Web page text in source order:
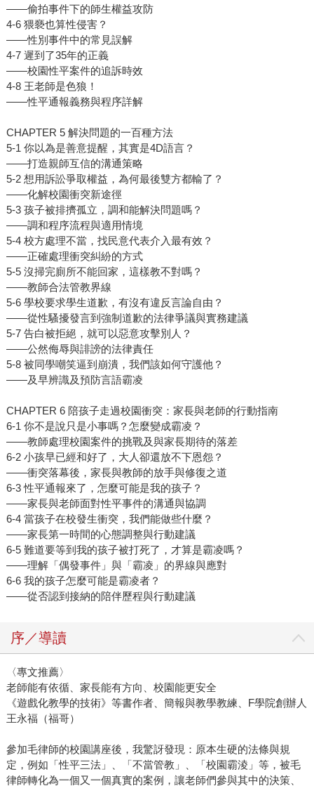
——偷拍事件下的師生權益攻防
4-6 猥褻也算性侵害？
——性別事件中的常見誤解
4-7 遲到了35年的正義
——校園性平案件的追訴時效
4-8 王老師是色狼！
——性平通報義務與程序詳解
CHAPTER 5 解決問題的一百種方法
5-1 你以為是善意提醒，其實是4D語言？
——打造親師互信的溝通策略
5-2 想用訴訟爭取權益，為何最後雙方都輸了？
——化解校園衝突新途徑
5-3 孩子被排擠孤立，調和能解決問題嗎？
——調和程序流程與適用情境
5-4 校方處理不當，找民意代表介入最有效？
——正確處理衝突糾紛的方式
5-5 沒掃完廁所不能回家，這樣教不對嗎？
——教師合法管教界線
5-6 學校要求學生道歉，有沒有違反言論自由？
——從性騷擾發言到強制道歉的法律爭議與實務建議
5-7 告白被拒絕，就可以惡意攻擊別人？
——公然侮辱與誹謗的法律責任
5-8 被同學嘲笑逼到崩潰，我們該如何守護他？
——及早辨識及預防言語霸凌
CHAPTER 6 陪孩子走過校園衝突：家長與老師的行動指南
6-1 你不是說只是小事嗎？怎麼變成霸凌？
——教師處理校園案件的挑戰及與家長期待的落差
6-2 小孩早已經和好了，大人卻還放不下恩怨？
——衝突落幕後，家長與教師的放手與修復之道
6-3 性平通報來了，怎麼可能是我的孩子？
——家長與老師面對性平事件的溝通與協調
6-4 當孩子在校發生衝突，我們能做些什麼？
——家長第一時間的心態調整與行動建議
6-5 難道要等到我的孩子被打死了，才算是霸凌嗎？
——理解「偶發事件」與「霸凌」的界線與應對
6-6 我的孩子怎麼可能是霸凌者？
——從否認到接納的陪伴歷程與行動建議
序／導讀
〈專文推薦〉
老師能有依循、家長能有方向、校園能更安全
《遊戲化教學的技術》等書作者、簡報與教學教練、F學院創辦人
王永福（福哥）
參加毛律師的校園講座後，我驚訝發現：原本生硬的法條與規
定，例如「性平三法」、「不當管教」、「校園霸淩」等，被毛
律師轉化為一個又一個真實的案例，讓老師們參與其中的決策、